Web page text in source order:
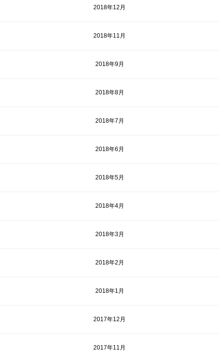
2018年12月
2018年11月
2018年9月
2018年8月
2018年7月
2018年6月
2018年5月
2018年4月
2018年3月
2018年2月
2018年1月
2017年12月
2017年11月